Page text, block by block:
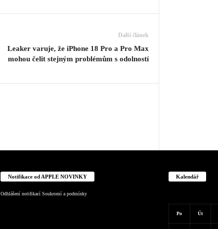
Další článek
Leaker varuje, že iPhone 18 Pro a Pro Max
mohou čelit stejným problémům s odolností
Notifikace od APPLE NOVINKY
Odhlášení notifikací Soukromí a podmínky
Kalendář
Po Út